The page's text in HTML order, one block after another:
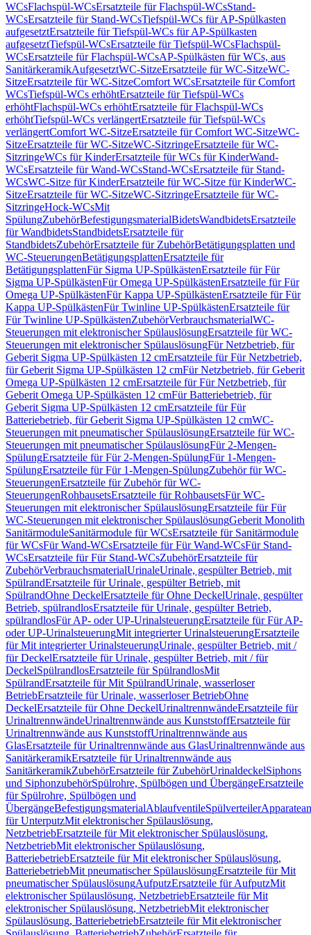
WCsFlachspül-WCsErsatzteile für Flachspül-WCsStand-
WCsErsatzteile für Stand-WCsTiefspül-WCs für AP-Spülkasten
aufgesetztErsatzteile für Tiefspül-WCs für AP-Spülkasten
aufgesetztTiefspül-WCsErsatzteile für Tiefspül-WCsFlachspül-
WCsErsatzteile für Flachspül-WCsAP-Spülkästen für WCs, aus
SanitärkeramikAufgesetztWC-SitzeErsatzteile für WC-SitzeWC-
SitzeErsatzteile für WC-SitzeComfort WCsErsatzteile für Comfort
WCsTiefspül-WCs erhöhtErsatzteile für Tiefspül-WCs
erhöhtFlachspül-WCs erhöhtErsatzteile für Flachspül-WCs
erhöhtTiefspül-WCs verlängertErsatzteile für Tiefspül-WCs
verlängertComfort WC-SitzeErsatzteile für Comfort WC-SitzeWC-
SitzeErsatzteile für WC-SitzeWC-SitzringeErsatzteile für WC-
SitzringeWCs für KinderErsatzteile für WCs für KinderWand-
WCsErsatzteile für Wand-WCsStand-WCsErsatzteile für Stand-
WCsWC-Sitze für KinderErsatzteile für WC-Sitze für KinderWC-
SitzeErsatzteile für WC-SitzeWC-SitzringeErsatzteile für WC-
SitzringeHock-WCsMit
SpülungZubehörBefestigungsmaterialBidetsWandbidetsErsatzteile
für WandbidetsStandbidetsErsatzteile für
StandbidetsZubehörErsatzteile für ZubehörBetätigungsplatten und
WC-SteuerungenBetätigungsplattenErsatzteile für
BetätigungsplattenFür Sigma UP-SpülkästenErsatzteile für Für
Sigma UP-SpülkästenFür Omega UP-SpülkästenErsatzteile für Für
Omega UP-SpülkästenFür Kappa UP-SpülkästenErsatzteile für Für
Kappa UP-SpülkästenFür Twinline UP-SpülkästenErsatzteile für
Für Twinline UP-SpülkästenZubehörVerbrauchsmaterialWC-
Steuerungen mit elektronischer SpülauslösungErsatzteile für WC-
Steuerungen mit elektronischer SpülauslösungFür Netzbetrieb, für
Geberit Sigma UP-Spülkästen 12 cmErsatzteile für Für Netzbetrieb,
für Geberit Sigma UP-Spülkästen 12 cmFür Netzbetrieb, für Geberit
Omega UP-Spülkästen 12 cmErsatzteile für Für Netzbetrieb, für
Geberit Omega UP-Spülkästen 12 cmFür Batteriebetrieb, für
Geberit Sigma UP-Spülkästen 12 cmErsatzteile für Für
Batteriebetrieb, für Geberit Sigma UP-Spülkästen 12 cmWC-
Steuerungen mit pneumatischer SpülauslösungErsatzteile für WC-
Steuerungen mit pneumatischer SpülauslösungFür 2-Mengen-
SpülungErsatzteile für Für 2-Mengen-SpülungFür 1-Mengen-
SpülungErsatzteile für Für 1-Mengen-SpülungZubehör für WC-
SteuerungenErsatzteile für Zubehör für WC-
SteuerungenRohbausetsErsatzteile für RohbausetsFür WC-
Steuerungen mit elektronischer SpülauslösungErsatzteile für Für
WC-Steuerungen mit elektronischer SpülauslösungGeberit Monolith
SanitärmoduleSanitärmodule für WCsErsatzteile für Sanitärmodule
für WCsFür Wand-WCsErsatzteile für Für Wand-WCsFür Stand-
WCsErsatzteile für Für Stand-WCsZubehörErsatzteile für
ZubehörVerbrauchsmaterialUrinaleUrinale, gespülter Betrieb, mit
SpülrandErsatzteile für Urinale, gespülter Betrieb, mit
SpülrandOhne DeckelErsatzteile für Ohne DeckelUrinale, gespülter
Betrieb, spülrandlosErsatzteile für Urinale, gespülter Betrieb,
spülrandlosFür AP- oder UP-UrinalsteuerungErsatzteile für Für AP-
oder UP-UrinalsteuerungMit integrierter UrinalsteuerungErsatzteile
für Mit integrierter UrinalsteuerungUrinale, gespülter Betrieb, mit /
für DeckelErsatzteile für Urinale, gespülter Betrieb, mit / für
DeckelSpülrandlosErsatzteile für SpülrandlosMit
SpülrandErsatzteile für Mit SpülrandUrinale, wasserloser
BetriebErsatzteile für Urinale, wasserloser BetriebOhne
DeckelErsatzteile für Ohne DeckelUrinaltrennwändeErsatzteile für
UrinaltrennwändeUrinaltrennwände aus KunststoffErsatzteile für
Urinaltrennwände aus KunststoffUrinaltrennwände aus
GlasErsatzteile für Urinaltrennwände aus GlasUrinaltrennwände aus
SanitärkeramikErsatzteile für Urinaltrennwände aus
SanitärkeramikZubehörErsatzteile für ZubehörUrinaldeckelSiphons
und SiphonzubehörSpülrohre, Spülbögen und ÜbergängeErsatzteile
für Spülrohre, Spülbögen und
ÜbergängeBefestigungsmaterialAblaufventileSpülverteiler
für UnterputzMit elektronischer Spülauslösung,
NetzbetriebErsatzteile für Mit elektronischer Spülauslösung,
NetzbetriebMit elektronischer Spülauslösung,
BatteriebetriebErsatzteile für Mit elektronischer Spülauslösung,
BatteriebetriebMit pneumatischer SpülauslösungErsatzteile für Mit
pneumatischer SpülauslösungAufputzErsatzteile für AufputzMit
elektronischer Spülauslösung, NetzbetriebErsatzteile für Mit
elektronischer Spülauslösung, NetzbetriebMit elektronischer
Spülauslösung, BatteriebetriebErsatzteile für Mit elektronischer